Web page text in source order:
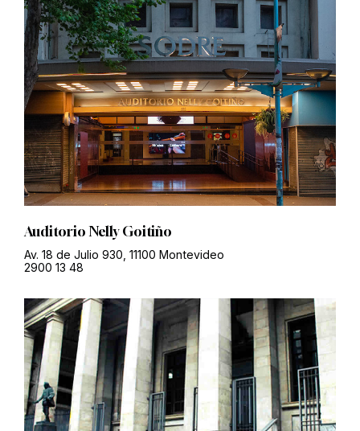
Auditorio Nelly Goitiño
Av. 18 de Julio 930, 11100 Montevideo
2900 13 48